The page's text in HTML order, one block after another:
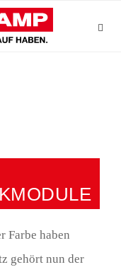
Farbe haben
gehört nun der